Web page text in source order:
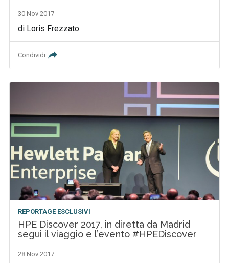
30 Nov 2017
di Loris Frezzato
Condividi
REPORTAGE ESCLUSIVI
HPE Discover 2017, in diretta da Madrid
segui il viaggio e l’evento #HPEDiscover
28 Nov 2017